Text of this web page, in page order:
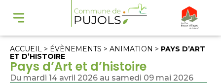
ACCUEIL > ÉVÈNEMENTS > ANIMATION > PAYS D’ART
ET D’HISTOIRE
Pays d’Art et d’histoire
Du mardi 14 avril 2026 au samedi 09 mai 2026